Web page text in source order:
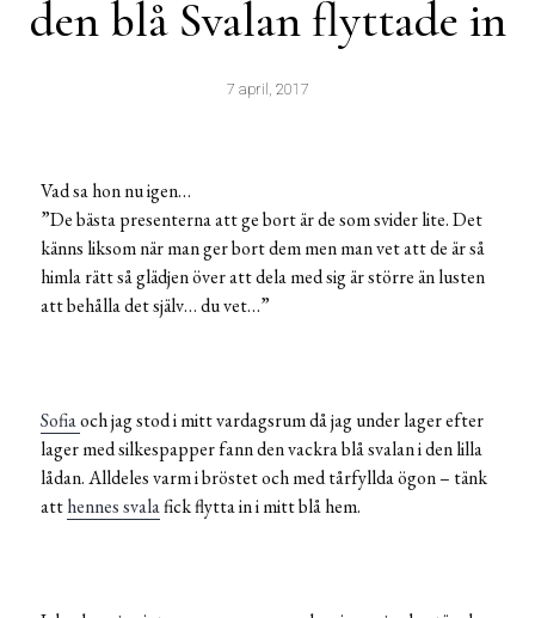
den blå Svalan flyttade in
7 april, 2017
Vad sa hon nu igen…
”De bästa presenterna att ge bort är de som svider lite. Det
känns liksom när man ger bort dem men man vet att de är så
himla rätt så glädjen över att dela med sig är större än lusten
att behålla det själv… du vet…”
Sofiaoch jag stod i mitt vardagsrum då jag under lager efter
lager med silkespapper fann den vackra blå svalan i den lilla
lådan. Alldeles varm i bröstet och med tårfyllda ögon – tänk
atthennes svalafick flytta in i mitt blå hem.